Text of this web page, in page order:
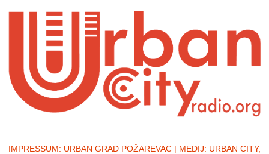
IMPRESSUM: URBAN GRAD POŽAREVAC | MEDIJ: URBAN CITY,